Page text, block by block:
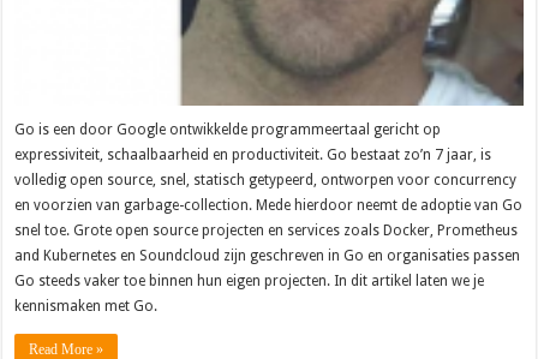
Go is een door Google ontwikkelde programmeertaal gericht op
expressiviteit, schaalbaarheid en productiviteit. Go bestaat zo’n 7 jaar, is
volledig open source, snel, statisch getypeerd, ontworpen voor concurrency
en voorzien van garbage-collection. Mede hierdoor neemt de adoptie van Go
snel toe. Grote open source projecten en services zoals Docker, Prometheus
and Kubernetes en Soundcloud zijn geschreven in Go en organisaties passen
Go steeds vaker toe binnen hun eigen projecten. In dit artikel laten we je
kennismaken met Go.
Read More »